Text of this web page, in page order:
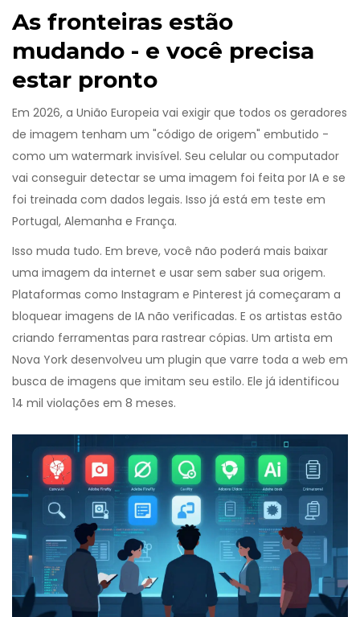
As fronteiras estão
mudando - e você precisa
estar pronto
Em 2026, a União Europeia vai exigir que todos os geradores
de imagem tenham um "código de origem" embutido -
como um watermark invisível. Seu celular ou computador
vai conseguir detectar se uma imagem foi feita por IA e se
foi treinada com dados legais. Isso já está em teste em
Portugal, Alemanha e França.
Isso muda tudo. Em breve, você não poderá mais baixar
uma imagem da internet e usar sem saber sua origem.
Plataformas como Instagram e Pinterest já começaram a
bloquear imagens de IA não verificadas. E os artistas estão
criando ferramentas para rastrear cópias. Um artista em
Nova York desenvolveu um plugin que varre toda a web em
busca de imagens que imitam seu estilo. Ele já identificou
14 mil violações em 8 meses.